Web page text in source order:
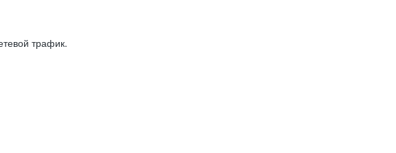
трафик.